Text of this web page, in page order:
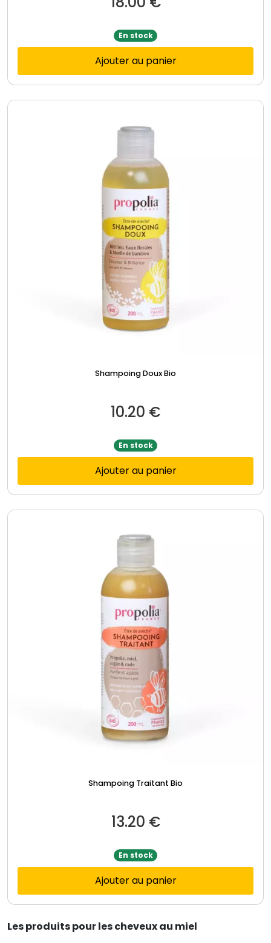
En stock
Ajouter au panier
Shampoing Doux Bio
10.20 €
En stock
Ajouter au panier
Shampoing Traitant Bio
13.20 €
En stock
Ajouter au panier
Les produits pour les cheveux au miel